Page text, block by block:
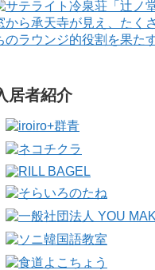
から承天寺が見え、たく
のラウンジ的役割を果た
居者紹介